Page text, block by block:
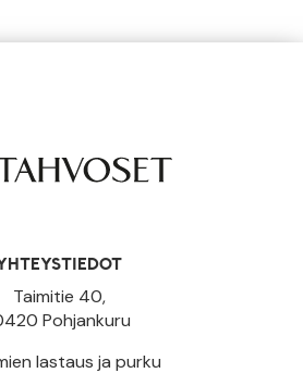
Taimitie 40,
Pohjankuru
lastaus ja purku